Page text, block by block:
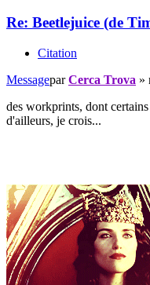
Re: Beetlejuice (de
Citation
MessageparCerca Trova »
des workprints, dont
d'ailleurs, je crois...